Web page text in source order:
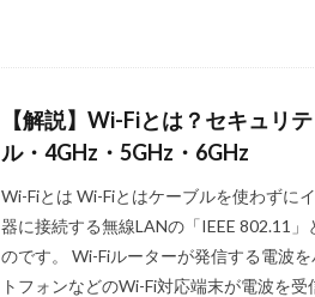
【解説】Wi-Fiとは？セキュリ
ル・4GHz・5GHz・6GHz
Wi-Fiとは Wi-Fiとはケーブルを使わずに
器に接続する無線LANの「IEEE 802.11」
のです。 Wi-Fiルーターが発信する電波
トフォンなどのWi-Fi対応端末が電波を受